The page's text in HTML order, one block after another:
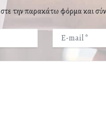
την παρακάτω φόρμα και